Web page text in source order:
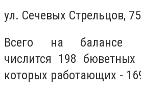
ул. Сечевых Стрельцов,
Всего на балансе
числится 198 бюветных
которых работающих -